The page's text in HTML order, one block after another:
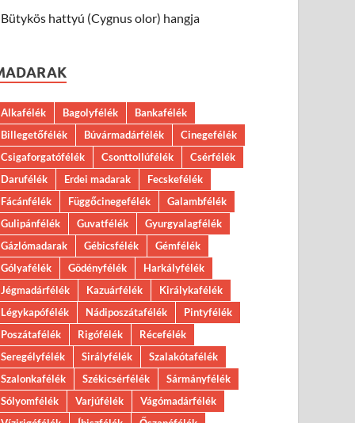
Bütykös hattyú (Cygnus olor) hangja
Alkafélék Bagolyfélék
Bankafélék
Billegetőfélék
Búvármadárfélék
Cinegefélék
Csigaforgatófélék
Csonttollúfélék
Csérfélék
Darufélék
Erdei madarak
Fecskefélék
Fácánfélék
Függőcinegefélék
Galambfélék
Gulipánfélék
Guvatfélék
Gyurgyalagfélék
Gázlómadarak
Gébicsfélék
Gémfélék
Gólyafélék
Gödényfélék
Harkályfélék
Jégmadárfélék
Kazuárfélék
Királykafélék
Légykapófélék
Nádiposzátafélék
Pintyfélék
Poszátafélék
Rigófélék
Récefélék
Seregélyfélék
Sirályfélék
Szalakótafélék
Szalonkafélék
Székicsérfélék
Sármányfélék
Sólyomfélék
Varjúfélék
Vágómadárfélék